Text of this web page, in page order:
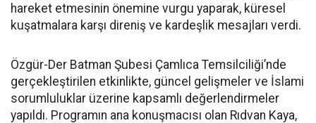
hareket etmesinin önemine vurgu yaparak, küresel
kuşatmalara karşı direniş ve kardeşlik mesajları verdi.
Özgür-Der Batman Şubesi Çamlıca Temsilciliği’nde
gerçekleştirilen etkinlikte, güncel gelişmeler ve İslami
sorumluluklar üzerine kapsamlı değerlendirmeler
yapıldı. Programın ana konuşmacısı olan Rıdvan Kaya,